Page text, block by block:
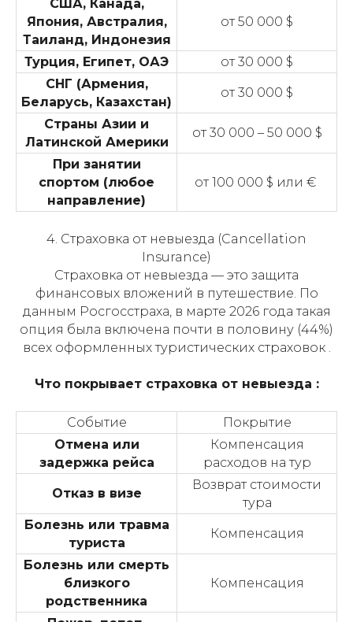
США, Канада,
Япония, Австралия,
Таиланд, Индонезия
от 50 000 $
Турция, Египет, ОАЭ
от 30 000 $
СНГ (Армения,
Беларусь, Казахстан)
от 30 000 $
Страны Азии и
Латинской Америки
от 30 000 – 50 000 $
При занятии
спортом (любое
направление)
от 100 000 $ или €
4. Страховка от невыезда (Cancellation
Insurance)
Страховка от невыезда — это защита
финансовых вложений в путешествие. По
данным Росгосстраха, в марте 2026 года такая
опция была включена почти в половину (44%)
всех оформленных туристических страховок .
Что покрывает страховка от невыезда :
Событие
Покрытие
Отмена или
задержка рейса
Компенсация
расходов на тур
Отказ в визе
Возврат стоимости
тура
Болезнь или травма
туриста
Компенсация
Болезнь или смерть
близкого
родственника
Компенсация